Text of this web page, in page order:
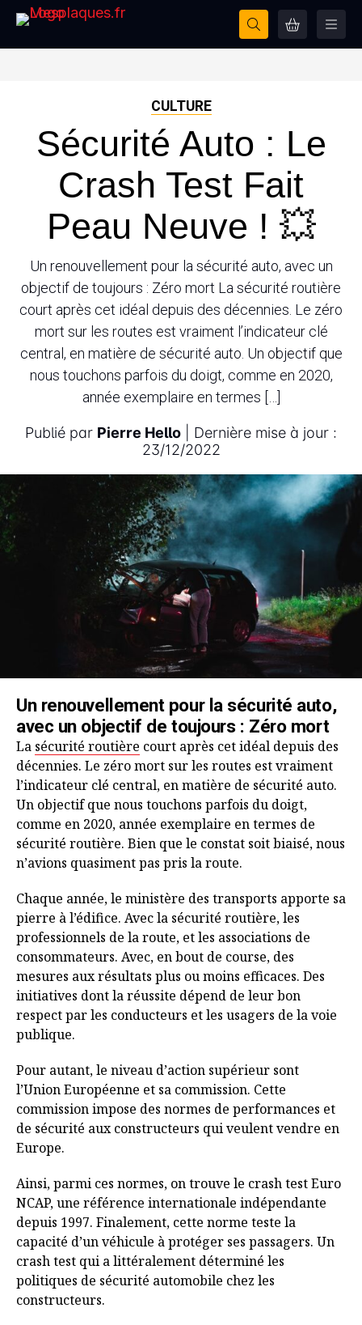
CULTURE
Sécurité Auto : Le
Crash Test Fait
Peau Neuve ! 💥
Un renouvellement pour la sécurité auto, avec un
objectif de toujours : Zéro mort La sécurité routière
court après cet idéal depuis des décennies. Le zéro
mort sur les routes est vraiment l’indicateur clé
central, en matière de sécurité auto. Un objectif que
nous touchons parfois du doigt, comme en 2020,
année exemplaire en termes […]
Publié par Pierre Hello | Dernière mise à jour :
23/12/2022
Un renouvellement pour la sécurité auto,
avec un objectif de toujours : Zéro mort
La sécurité routière court après cet idéal depuis des
décennies. Le zéro mort sur les routes est vraiment
l’indicateur clé central, en matière de sécurité auto.
Un objectif que nous touchons parfois du doigt,
comme en 2020, année exemplaire en termes de
sécurité routière. Bien que le constat soit biaisé, nous
n’avions quasiment pas pris la route.
Chaque année, le ministère des transports apporte sa
pierre à l’édifice. Avec la sécurité routière, les
professionnels de la route, et les associations de
consommateurs. Avec, en bout de course, des
mesures aux résultats plus ou moins efficaces. Des
initiatives dont la réussite dépend de leur bon
respect par les conducteurs et les usagers de la voie
publique.
Pour autant, le niveau d’action supérieur sont
l’Union Européenne et sa commission. Cette
commission impose des normes de performances et
de sécurité aux constructeurs qui veulent vendre en
Europe.
Ainsi, parmi ces normes, on trouve le crash test Euro
NCAP, une référence internationale indépendante
depuis 1997. Finalement, cette norme teste la
capacité d’un véhicule à protéger ses passagers. Un
crash test qui a littéralement déterminé les
politiques de sécurité automobile chez les
constructeurs.